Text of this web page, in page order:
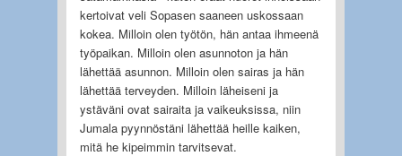
kertoivat veli Sopasen saaneen uskossaan
kokea. Milloin olen työtön, hän antaa ihmeenä
työpaikan. Milloin olen asunnoton ja hän
lähettää asunnon. Milloin olen sairas ja hän
lähettää terveyden. Milloin läheiseni ja
ystäväni ovat sairaita ja vaikeuksissa, niin
Jumala pyynnöstäni lähettää heille kaiken,
mitä he kipeimmin tarvitsevat.